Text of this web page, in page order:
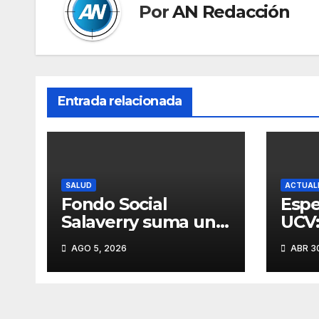
PorAN Redacción
Entrada relacionada
SALUD
Fondo Social
Salaverry suma un
para fortalecer la
atención en el
AGO 5, 2026 ABR